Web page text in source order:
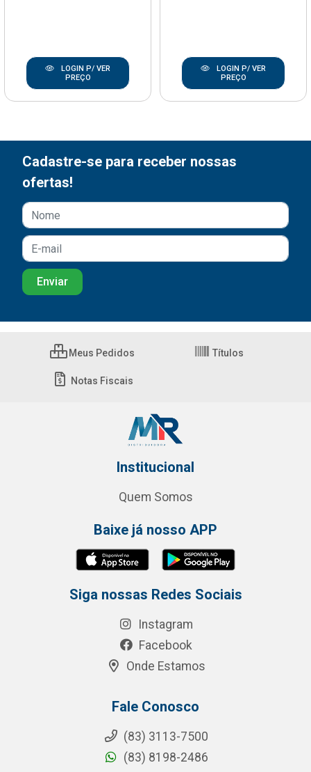
LOGIN P/ VER
PREÇO
LOGIN P/ VER
PREÇO
Cadastre-se para receber nossas
ofertas!
Meus Pedidos Títulos
Notas Fiscais
Institucional
Quem Somos
Baixe já nosso APP
Siga nossas Redes Sociais
Instagram
Facebook
Onde Estamos
Fale Conosco
(83) 3113-7500
(83) 8198-2486